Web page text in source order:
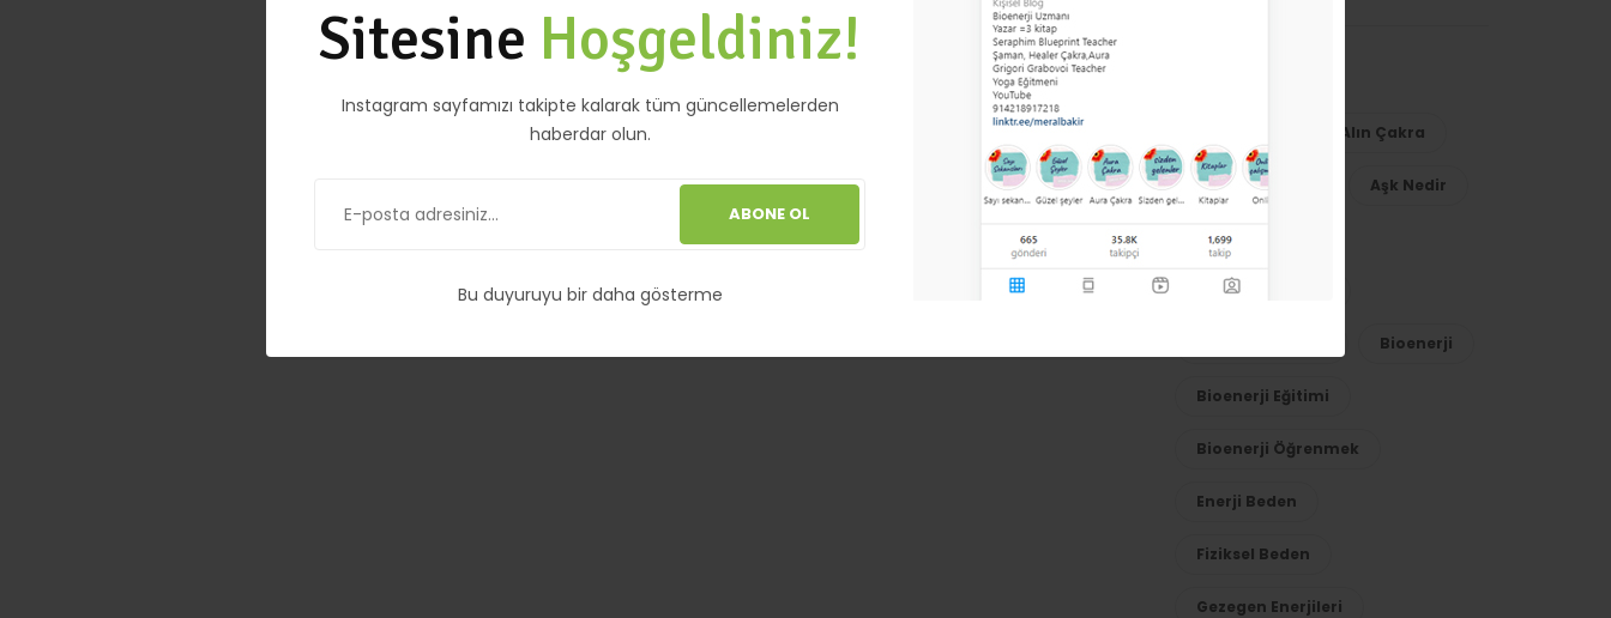
Sitesine Hoşgeldiniz!
Instagram sayfamızı takipte kalarak tüm güncellemelerden
haberdar olun.
ABONE OL
Bu duyuruyu bir daha gösterme
Alın Çakra
Aura Aşk Nedir
Aşk Semineri
Başmelek Mikail
Bioenerji
Bioenerji Eğitimi
Bioenerji Öğrenmek
Enerji Beden
Fiziksel Beden
Gezegen Enerjileri